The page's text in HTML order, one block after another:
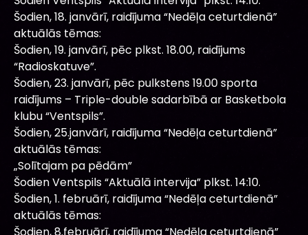
Šodien, 18. janvārī, raidījuma “Nedēļa ceturtdienā”
aktuālās tēmas:
Šodien, 19. janvārī, pēc plkst. 18.00, raidījums
“Radioskatuve”.
Šodien, 23. janvārī, pēc pulkstens 19.00 sporta
raidījums – Triple-double sadarbībā ar Basketbola
klubu “Ventspils”.
Šodien, 25.janvārī, raidījuma “Nedēļa ceturtdienā”
aktuālās tēmas:
„Solītajam pa pēdām”
Šodien Ventspils “Aktuālā intervija” plkst. 14:10.
Šodien, 1. februārī, raidījuma “Nedēļa ceturtdienā”
aktuālās tēmas:
Šodien, 8.februārī, raidījuma “Nedēļa ceturtdienā”